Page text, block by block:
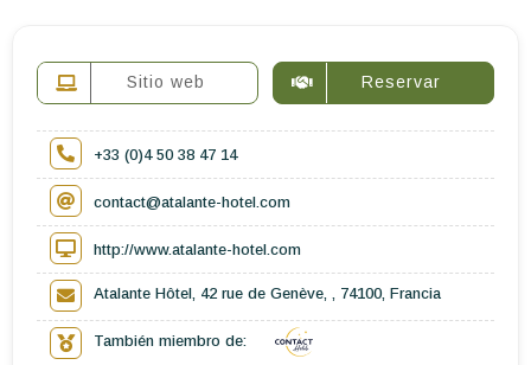
Sitio web Reservar
+33 (0)4 50 38 47 14
contact@atalante-hotel.com
http://www.atalante-hotel.com
Atalante Hôtel, 42 rue de Genève, , 74100, Francia
También miembro de: